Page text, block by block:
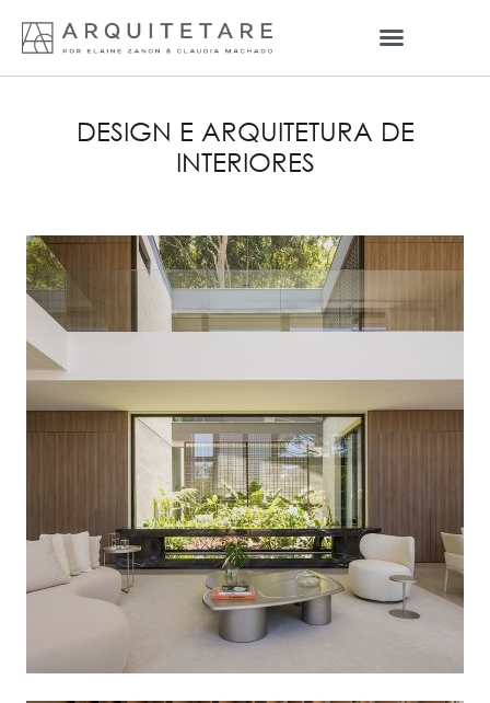
DESIGN E ARQUITETURA DE
INTERIORES